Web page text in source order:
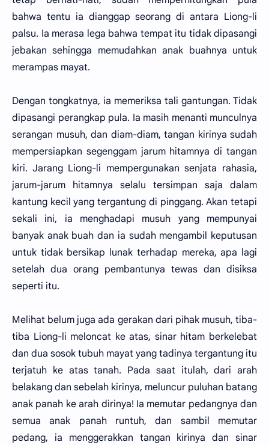
bahwa tentu ia dianggap seorang di antara Liong-li
palsu. Ia merasa lega bahwa tempat itu tidak dipasangi
jebakan sehingga memudahkan anak buahnya untuk
merampas mayat.
Dengan tongkatnya, ia memeriksa tali gantungan. Tidak
dipasangi perangkap pula. Ia masih menanti munculnya
serangan musuh, dan diam-diam, tangan kirinya sudah
mempersiapkan segenggam jarum hitamnya di tangan
kiri. Jarang Liong-li mempergunakan senjata rahasia,
jarum-jarum hitamnya selalu tersimpan saja dalam
kantung kecil yang tergantung di pinggang. Akan tetapi
sekali ini, ia menghadapi musuh yang mempunyai
banyak anak buah dan ia sudah mengambil keputusan
untuk tidak bersikap lunak terhadap mereka, apa lagi
setelah dua orang pembantunya tewas dan disiksa
seperti itu.
Melihat belum juga ada gerakan dari pihak musuh, tiba-
tiba Liong-li meloncat ke atas, sinar hitam berkelebat
dan dua sosok tubuh mayat yang tadinya tergantung itu
terjatuh ke atas tanah. Pada saat itulah, dari arah
belakang dan sebelah kirinya, meluncur puluhan batang
anak panah ke arah dirinya! Ia memutar pedangnya dan
semua anak panah runtuh, dan sambil memutar
pedang, ia menggerakkan tangan kirinya dan sinar